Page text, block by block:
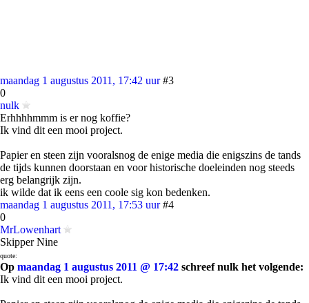
maandag 1 augustus 2011, 17:42 uur #3
0
nulk
Erhhhhmmm is er nog koffie?
Ik vind dit een mooi project.
Papier en steen zijn vooralsnog de enige media die enigszins de tands
de tijds kunnen doorstaan en voor historische doeleinden nog steeds
erg belangrijk zijn.
ik wilde dat ik eens een coole sig kon bedenken.
maandag 1 augustus 2011, 17:53 uur #4
0
MrLowenhart
Skipper Nine
quote:
Op maandag 1 augustus 2011 @ 17:42 schreef nulk het volgende:
Ik vind dit een mooi project.